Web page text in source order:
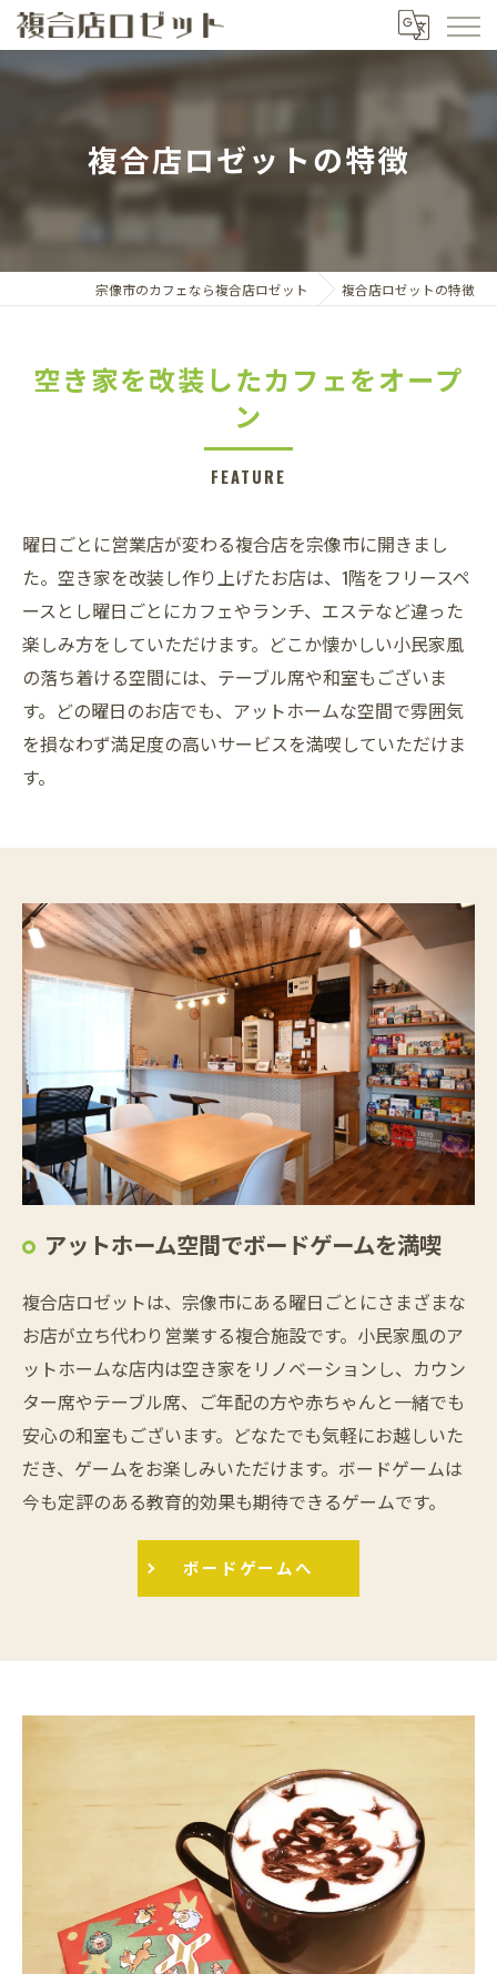
複合店ロゼットの特徴
宗像市のカフェなら複合店ロゼット 複合店ロゼットの特徴
空き家を改装したカフェをオープ
ン
FEATURE
曜日ごとに営業店が変わる複合店を宗像市に開きまし
た。空き家を改装し作り上げたお店は、1階をフリースペ
ースとし曜日ごとにカフェやランチ、エステなど違った
楽しみ方をしていただけます。どこか懐かしい小民家風
の落ち着ける空間には、テーブル席や和室もございま
す。どの曜日のお店でも、アットホームな空間で雰囲気
を損なわず満足度の高いサービスを満喫していただけま
す。
アットホーム空間でボードゲームを満喫
複合店ロゼットは、宗像市にある曜日ごとにさまざまな
お店が立ち代わり営業する複合施設です。小民家風のア
ットホームな店内は空き家をリノベーションし、カウン
ター席やテーブル席、ご年配の方や赤ちゃんと一緒でも
安心の和室もございます。どなたでも気軽にお越しいた
だき、ゲームをお楽しみいただけます。ボードゲームは
今も定評のある教育的効果も期待できるゲームです。
ボードゲームへ